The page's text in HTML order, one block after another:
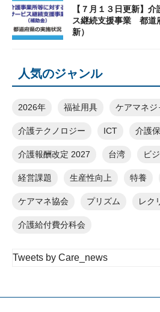
【７月１３日更新】
ス継続支援事業 都道
新）
人気のジャンル
2026年 福祉用具 ケアマネジ
介護テクノロジー ICT 介護
介護報酬改定 2027 台湾 ビ
経営課題 生産性向上 特養
ケアマネ協会 プリズム レク
介護給付費分科会
Tweets by Care_news